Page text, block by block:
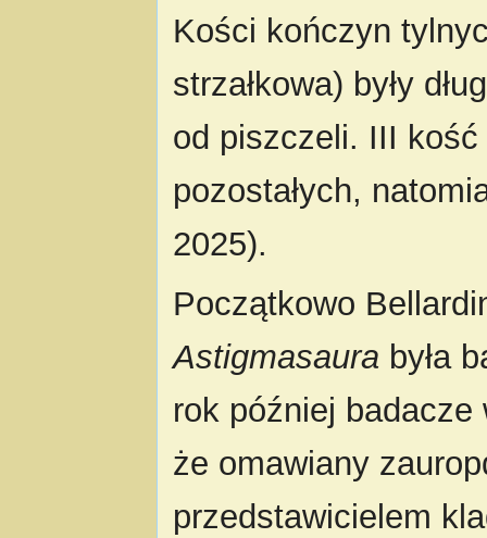
Kości kończyn
strzałkowa) były
od piszczeli. III kość
pozostałych,
2025).
Początkowo
Astigmasaura była
rok później
że omawiany
przedstawicielem